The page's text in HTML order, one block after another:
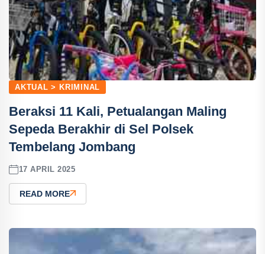
AKTUAL > KRIMINAL
Beraksi 11 Kali, Petualangan Maling
Sepeda Berakhir di Sel Polsek
Tembelang Jombang
17 APRIL 2025
READ MORE